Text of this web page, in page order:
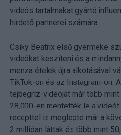
videós tartalmakat gyártó
hirdető partnerei számára.
Csiky Beatrix első gyermeke
videókat készíteni és a
menza ételek újra alkotásával
TikTok-on és az Instagram-on.
tejbegríz-videóját már több
28,000-en mentették le a
recepttel is meglepte már a
2 millióan láttak és több mint